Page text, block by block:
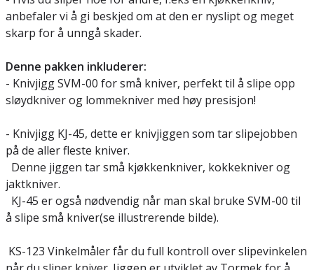
anbefaler vi å gi beskjed om at den er nyslipt og meget
skarp for å unngå skader.
Denne pakken inkluderer:
- Knivjigg SVM-00 for små kniver, perfekt til å slipe opp
sløydkniver og lommekniver med høy presisjon!
- Knivjigg KJ-45, dette er knivjiggen som tar slipejobben
på de aller fleste kniver.
Denne jiggen tar små kjøkkenkniver, kokkekniver og
jaktkniver.
KJ-45 er også nødvendig når man skal bruke SVM-00 til
å slipe små kniver(se illustrerende bilde).
KS-123 Vinkelmåler får du full kontroll over slipevinkelen